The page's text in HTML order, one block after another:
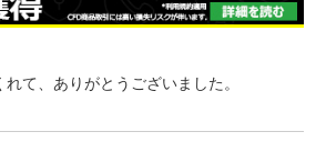
て、ありがとうございました。